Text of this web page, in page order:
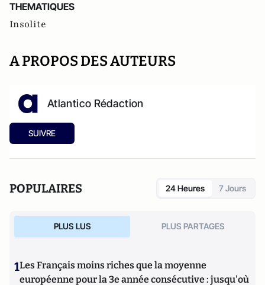
THEMATIQUES
Insolite
A PROPOS DES AUTEURS
Atlantico Rédaction
SUIVRE
POPULAIRES 24 Heures 7 Jours
PLUS LUS PLUS PARTAGES
1Les Français moins riches que la moyenne
européenne pour la 3e année consécutive : jusqu'où